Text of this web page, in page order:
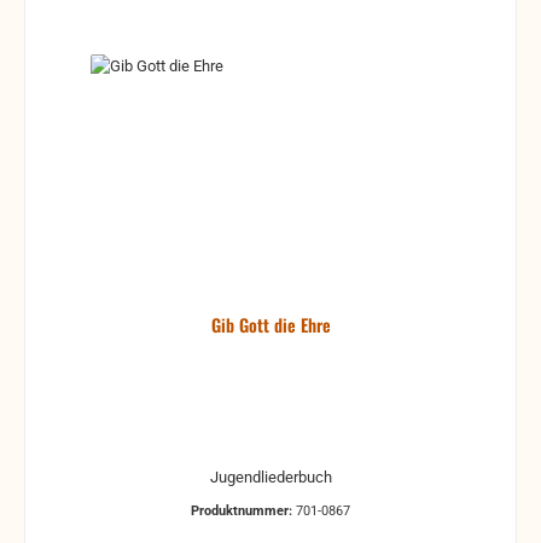
Gib Gott die Ehre
Jugendliederbuch
Produktnummer: 701-0867